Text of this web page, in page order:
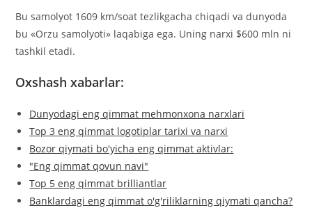
Bu samolyot 1609 km/soat tezlikgacha chiqadi va dunyoda
bu «Orzu samolyoti» laqabiga ega. Uning narxi $600 mln ni
tashkil etadi.
Oxshash xabarlar:
Dunyodagi eng qimmat mehmonxona narxlari
Top 3 eng qimmat logotiplar tarixi va narxi
Bozor qiymati bo'yicha eng qimmat aktivlar:
"Eng qimmat qovun navi"
Top 5 eng qimmat brilliantlar
Banklardagi eng qimmat o'g'riliklarning qiymati qancha?